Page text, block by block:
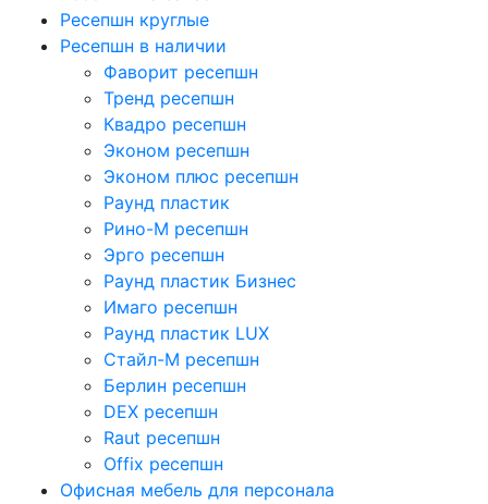
Ресепшн круглые
Ресепшн в наличии
Фаворит ресепшн
Тренд ресепшн
Квадро ресепшн
Эконом ресепшн
Эконом плюс ресепшн
Раунд пластик
Рино-М ресепшн
Эрго ресепшн
Раунд пластик Бизнес
Имаго ресепшн
Раунд пластик LUX
Стайл-М ресепшн
Берлин ресепшн
DEX ресепшн
Raut ресепшн
Offix ресепшн
Офисная мебель для персонала